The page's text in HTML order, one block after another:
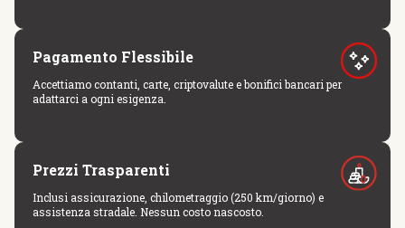
Pagamento Flessibile
Accettiamo contanti, carte, criptovalute e bonifici bancari per
adattarci a ogni esigenza.
Prezzi Trasparenti
Inclusi assicurazione, chilometraggio (250 km/giorno) e
assistenza stradale. Nessun costo nascosto.